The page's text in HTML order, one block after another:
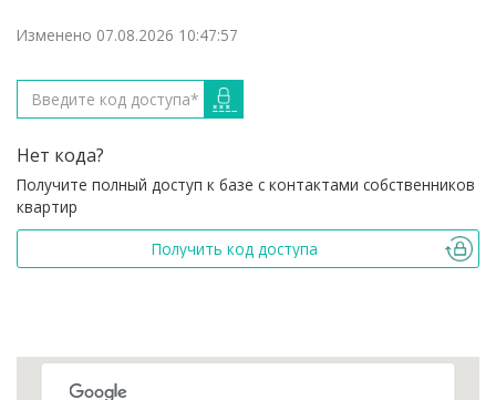
Изменено 07.08.2026 10:47:57
Нет кода?
Получите полный доступ к базе с контактами собственников
квартир
Получить код доступа